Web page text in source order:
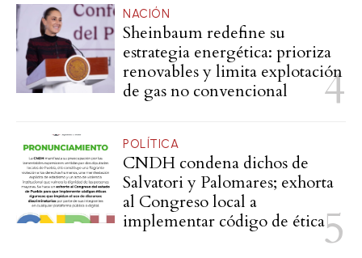
NACIÓN
Sheinbaum redefine su
estrategia energética: prioriza
renovables y limita explotación
de gas no convencional
POLÍTICA
CNDH condena dichos de
Salvatori y Palomares; exhorta
al Congreso local a
implementar código de ética